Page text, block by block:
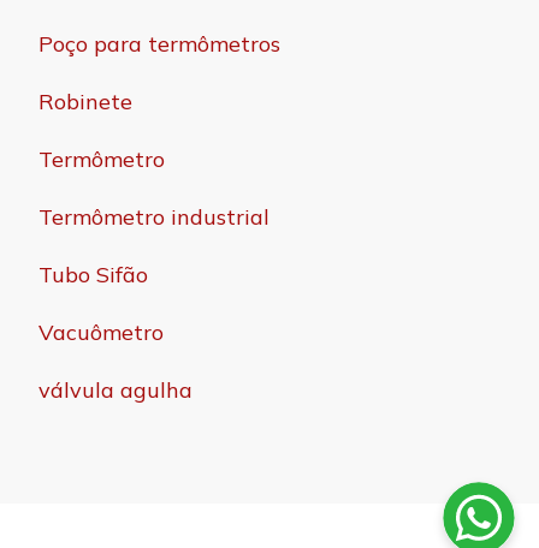
Poço para termômetros
Robinete
Termômetro
Termômetro industrial
Tubo Sifão
Vacuômetro
válvula agulha